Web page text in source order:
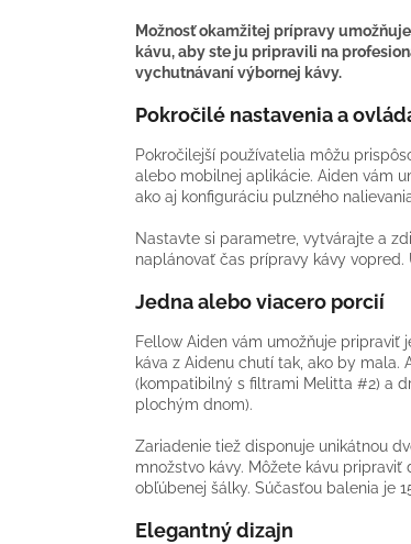
Možnosť okamžitej prípravy
kávu, aby ste ju pripravili na
vychutnávaní výbornej kávy.
Pokročilé nastavenia a
Pokročilejší používatelia môžu
alebo mobilnej aplikácie. Aiden vám
ako aj konfiguráciu pulzného
Nastavte si parametre, vytvárajte a
naplánovať čas prípravy kávy
Jedna alebo viacero porcií
Fellow Aiden vám umožňuje pripraviť
káva z Aidenu chutí tak, ako by
(kompatibilný s filtrami Melitta #2) a
plochým dnom).
Zariadenie tiež disponuje unikátnou
množstvo kávy. Môžete kávu
obľúbenej šálky. Súčasťou balenia je
Elegantný dizajn